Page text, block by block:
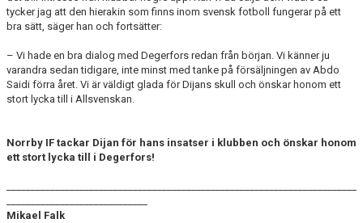
tycker jag att den hierakin som finns inom svensk fotboll fungerar på ett
bra sätt, säger han och fortsätter:
– Vi hade en bra dialog med Degerfors redan från början. Vi känner ju
varandra sedan tidigare, inte minst med tanke på försäljningen av Abdo
Saidi förra året. Vi är väldigt glada för Dijans skull och önskar honom ett
stort lycka till i Allsvenskan.
Norrby IF tackar Dijan för hans insatser i klubben och önskar honom
ett stort lycka till i Degerfors!
Mikael Falk